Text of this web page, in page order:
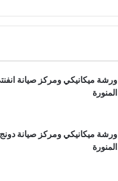
ورشة ميكانيكي ومركز صيانة
المنورة
ورشة ميكانيكي ومركز صيانة دونج
المنورة